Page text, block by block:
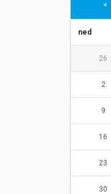
<
ned
26
2
9
16
23
30